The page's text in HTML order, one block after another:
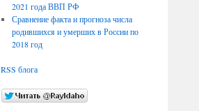
2021 года ВВП РФ
Сравнение факта и прогноза числа
родившихся и умерших в России по
2018 год
RSS блога